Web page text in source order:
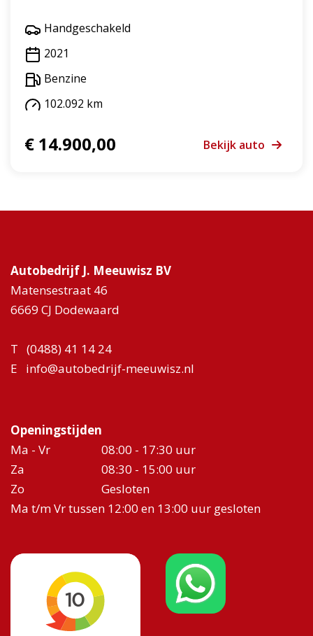
Handgeschakeld
2021
Benzine
102.092 km
€ 14.900,00 Bekijk auto
Autobedrijf J. Meeuwisz BV
Matensestraat 46
6669 CJ Dodewaard
T (0488) 41 14 24
E
info@autobedrijf-meeuwisz.nl
Openingstijden
Ma - Vr
08:00 - 17:30 uur
Za
08:30 - 15:00 uur
Zo
Gesloten
Ma t/m Vr tussen 12:00 en 13:00 uur gesloten